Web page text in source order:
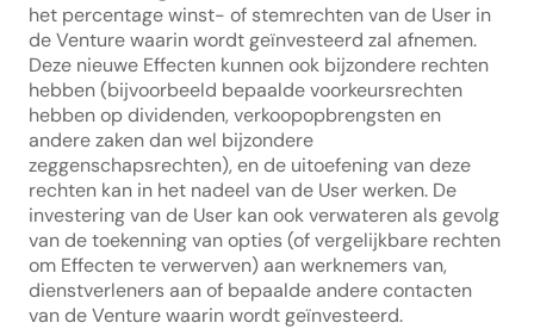
het percentage winst- of stemrechten van de User in
de Venture waarin wordt geïnvesteerd zal afnemen.
Deze nieuwe Effecten kunnen ook bijzondere rechten
hebben (bijvoorbeeld bepaalde voorkeursrechten
hebben op dividenden, verkoopopbrengsten en
andere zaken dan wel bijzondere
zeggenschapsrechten), en de uitoefening van deze
rechten kan in het nadeel van de User werken. De
investering van de User kan ook verwateren als gevolg
van de toekenning van opties (of vergelijkbare rechten
om Effecten te verwerven) aan werknemers van,
dienstverleners aan of bepaalde andere contacten
van de Venture waarin wordt geïnvesteerd.